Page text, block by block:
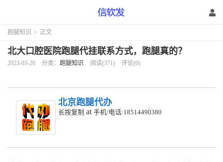
跑腿知识 > 正文
北大口腔医院跑腿代挂联系方式，跑腿真的？
2023-03-26 分类： 跑腿知识 阅读(371) 评论(0)
北京跑腿代办
长按复制 at 手机/电话:18514490380